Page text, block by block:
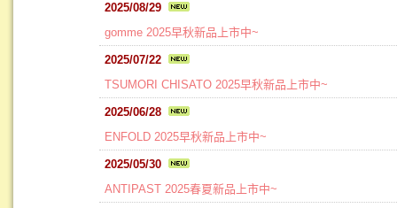
2025/08/29
gomme 2025早秋新品上市中~
2025/07/22
TSUMORI CHISATO 2025早秋新品上市中~
2025/06/28
ENFOLD 2025早秋新品上市中~
2025/05/30
ANTIPAST 2025春夏新品上市中~